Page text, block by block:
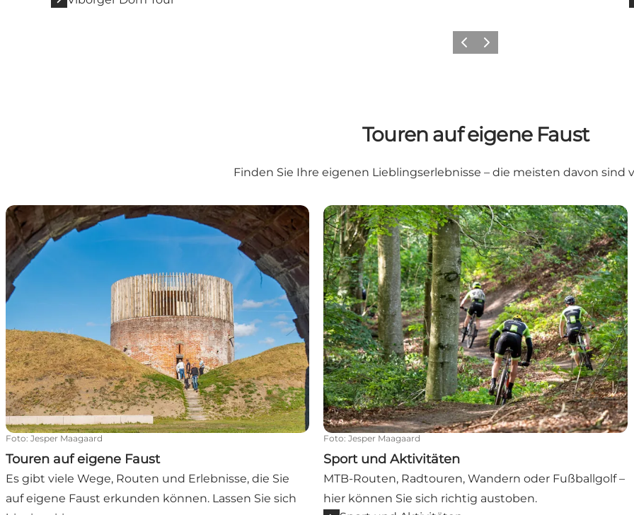
ZurückWeiter
Touren auf eigene Faust
Finden Sie Ihre eigenen Lieblingserlebnisse – die meisten davon sind
Touren auf eigene Faust
Foto: Jesper Maagaard
Touren auf eigene Faust
Es gibt viele Wege, Routen und Erlebnisse, die Sie
auf eigene Faust erkunden können. Lassen Sie sich
Sport und Aktivitäten
Foto: Jesper Maagaard
Sport und Aktivitäten
MTB-Routen, Radtouren, Wandern oder Fußballgolf –
hier können Sie sich richtig austoben.